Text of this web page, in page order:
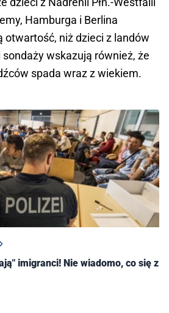
Hamburga i Berlina
otwartość, niż dzieci z landów
wskazują również, że
spada wraz z wiekiem.
imigranci! Nie wiadomo, co się z